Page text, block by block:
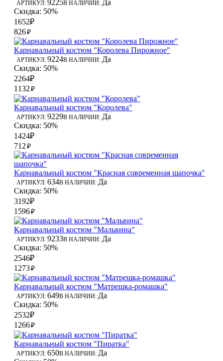
АРТИКУЛ: 9225В НАЛИЧИИ: Да
Скидка: 50%
1652₽
826₽
Карнавальный костюм "Королева Пирожное"
АРТИКУЛ: 9224В НАЛИЧИИ: Да
Скидка: 50%
2264₽
1132₽
Карнавальный костюм "Королева"
АРТИКУЛ: 9229В НАЛИЧИИ: Да
Скидка: 50%
1424₽
712 ₽
Карнавальный костюм "Красная современная шапочка"
АРТИКУЛ: 634В НАЛИЧИИ: Да
Скидка: 50%
3192₽
1596₽
Карнавальный костюм "Мальвина"
АРТИКУЛ: 9233В НАЛИЧИИ: Да
Скидка: 50%
2546₽
1273₽
Карнавальный костюм "Матрешка-ромашка"
АРТИКУЛ: 649В НАЛИЧИИ: Да
Скидка: 50%
2532₽
1266₽
Карнавальный костюм "Пиратка"
АРТИКУЛ: 650В НАЛИЧИИ: Да